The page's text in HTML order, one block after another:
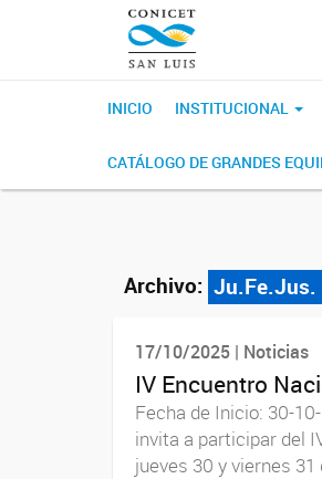
INICIO INSTITUCIONAL
CATÁLOGO DE GRANDES
Archivo: Ju.Fe.Jus.
17/10/2025 | Noticias
IV Encuentro
Fecha de Inicio: 30-
invita a participar del
jueves 30 y viernes 31